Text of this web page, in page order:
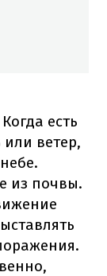
есть
или ветер,
из почвы.